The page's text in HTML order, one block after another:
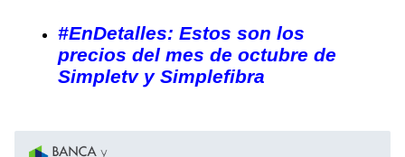
#EnDetalles: Estos son los
precios del mes de octubre de
Simpletv y Simplefibra